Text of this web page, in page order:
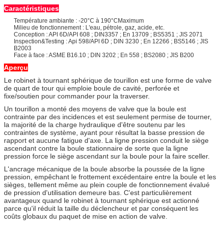
Caractéristiques
Température ambiante : -20°C à 190°CMaximum
Milieu de fonctionnement : L'eau, pétrole, gaz, acide, etc.
Conception : API 6D/API 608 ; DIN3357 ; En 13709 ; BS5351 ; JIS 2071
Inspection&Testing : Api 598/API 6D ; DIN 3230 ; En 12266 ; BS5146 ; JIS
B2003
Face à face : ASME B16.10 ; DIN 3202 ; En 558 ; BS2080 ; JIS B200
Aperçu
Le robinet à tournant sphérique de tourillon est une forme de valve
de quart de tour qui emploie boule de cavité, perforée et
fixe/soutien pour commander pour la traverser.
Un tourillon a monté des moyens de valve que la boule est
contrainte par des incidences et est seulement permise de tourner,
la majorité de la charge hydraulique d'être soutenu par les
contraintes de système, ayant pour résultat la basse pression de
rapport et aucune fatigue d'axe. La ligne pression conduit le siège
ascendant contre la boule stationnaire de sorte que la ligne
pression force le siège ascendant sur la boule pour la faire sceller.
L'ancrage mécanique de la boule absorbe la poussée de la ligne
pression, empêchant le frottement excédentaire entre la boule et les
sièges, tellement même au plein couple de fonctionnement évalué
de pression d'utilisation demeure bas. C'est particulièrement
avantageux quand le robinet à tournant sphérique est actionné
parce qu'il réduit la taille du déclencheur et par conséquent les
coûts globaux du paquet de mise en action de valve.